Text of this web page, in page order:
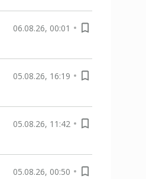
06.08.26, 00:01
05.08.26, 16:19
05.08.26, 11:42
05.08.26, 00:50